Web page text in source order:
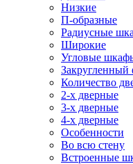
Низкие
П-образные
Радиусные
Широкие
Угловые
Закругленный
Количество
2-х дверные
3-х дверные
4-х дверные
Особенности
Во всю стену
Встроенные